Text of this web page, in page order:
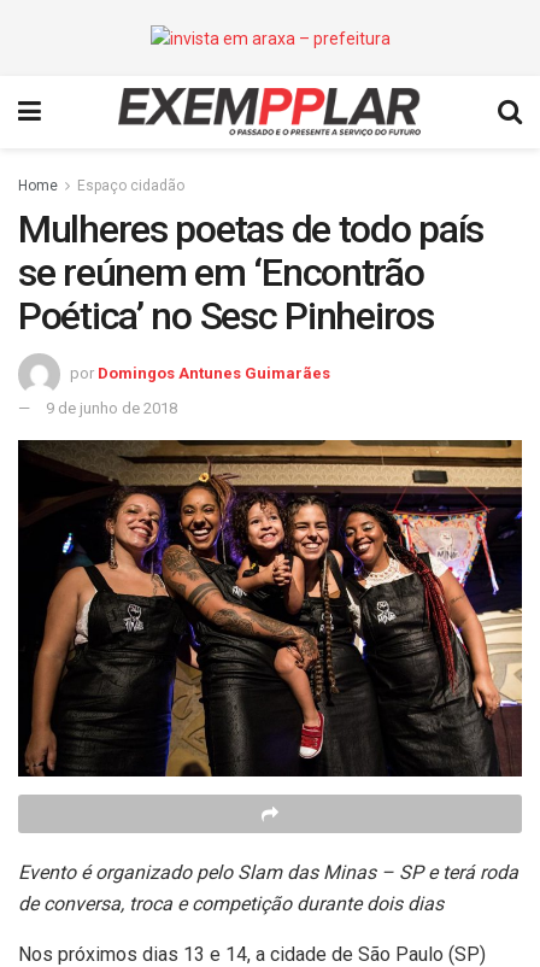
Home Espaço cidadão
Mulheres poetas de todo país
se reúnem em ‘Encontrão
Poética’ no Sesc Pinheiros
por Domingos Antunes Guimarães
9 de junho de 2018
Evento é organizado pelo Slam das Minas – SP e terá roda
de conversa, troca e competição durante dois dias
Nos próximos dias 13 e 14, a cidade de São Paulo (SP)